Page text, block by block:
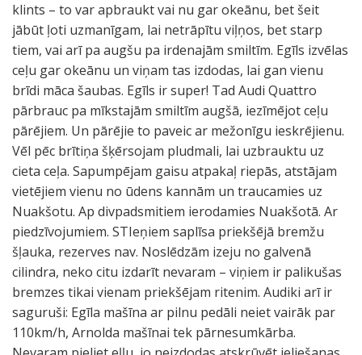
klints – to var apbraukt vai nu gar okeānu, bet šeit
jābūt ļoti uzmanīgam, lai netrāpītu viļņos, bet starp
tiem, vai arī pa augšu pa irdenajām smiltīm. Egīls izvēlas
ceļu gar okeānu un viņam tas izdodas, lai gan vienu
brīdi māca šaubas. Egīls ir super! Tad Audi Quattro
pārbrauc pa mīkstajām smiltīm augšā, iezīmējot ceļu
pārējiem. Un pārējie to paveic ar mežonīgu ieskrējienu.
Vēl pēc brītiņa šķērsojam pludmali, lai uzbrauktu uz
cieta ceļa. Sapumpējam gaisu atpakaļ riepās, atstājam
vietējiem vienu no ūdens kannām un traucamies uz
Nuakšotu. Ap divpadsmitiem ierodamies Nuakšotā. Ar
piedzīvojumiem. STIeņiem saplīsa priekšējā bremžu
šļauka, rezerves nav. Noslēdzām izeju no galvenā
cilindra, neko citu izdarīt nevaram – viņiem ir palikušas
bremzes tikai vienam priekšējam ritenim. Audiki arī ir
saguruši: Egīla mašīna ar pilnu pedāli neiet vairāk par
110km/h, Arnolda mašīnai tek pārnesumkārba.